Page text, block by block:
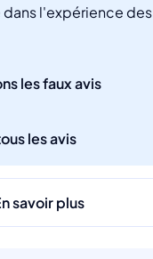
dans l'expérience des
les faux avis
les avis
savoir plus